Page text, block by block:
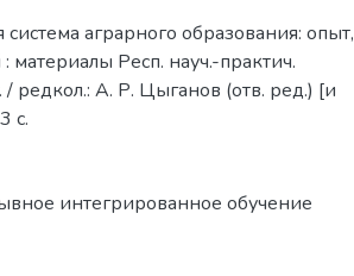
аграрного образования: опыт,
Респ. науч.-практич.
редкол.: А. Р. Цыганов (отв. ред.) [и
с.
интегрированное обучение